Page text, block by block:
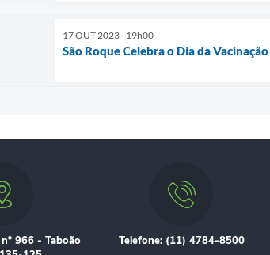
17 OUT 2023 - 19h00
São Roque Celebra o Dia da
966 - Taboão
Telefone: (11) 4784-8500